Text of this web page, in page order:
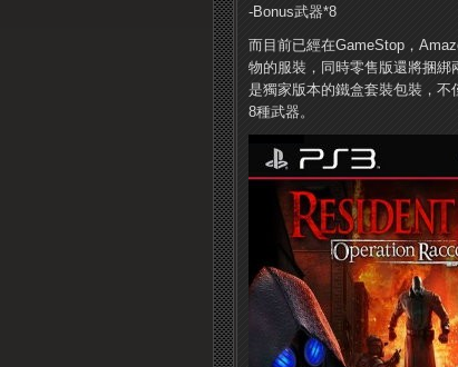
-Bonus武器*8
而目前已經在GameStop，
物的服裝，同時零售版還將捆綁
是獨家版本的鐵盒套裝包裝，
8種武器。